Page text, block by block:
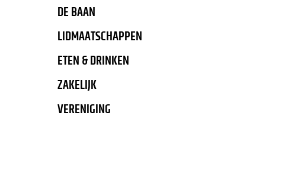
DE BAAN
LIDMAATSCHAPPEN
ETEN & DRINKEN
ZAKELIJK
VERENIGING